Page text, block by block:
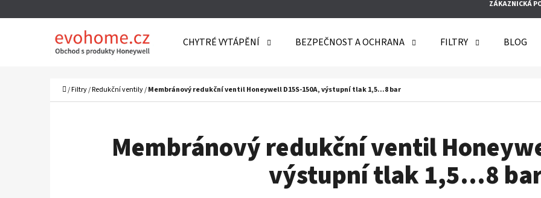
ZÁKAZNICKÁ
CHYTRÉ VYTÁPĚNÍ BEZPEČNOST A OCHRANA FILTRY BLOG
Domů
/Filtry/Redukční ventily/Membránový redukční ventil Honeywell D15S-150A, výstupní tlak 1,5...8 bar
Membránový redukční ventil
výstupní tlak 1,5...8
DOPORUČUJEME